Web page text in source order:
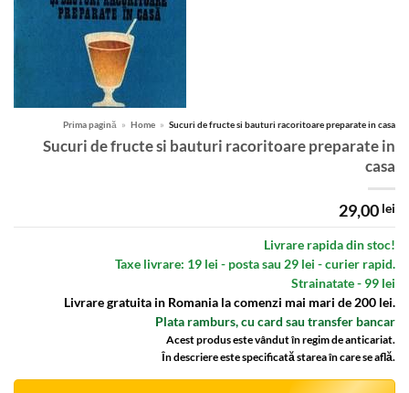
Prima pagină » Home » Sucuri de fructe si bauturi racoritoare preparate in casa
Sucuri de fructe si bauturi racoritoare preparate in
casa
29,00 lei
Livrare rapida din stoc!
Taxe livrare: 19 lei - posta sau 29 lei - curier rapid.
Strainatate - 99 lei
Livrare gratuita in Romania la comenzi mai mari de 200 lei.
Plata ramburs, cu card sau transfer bancar
Acest produs este vândut în regim de anticariat.
În descriere este specificată starea în care se află.